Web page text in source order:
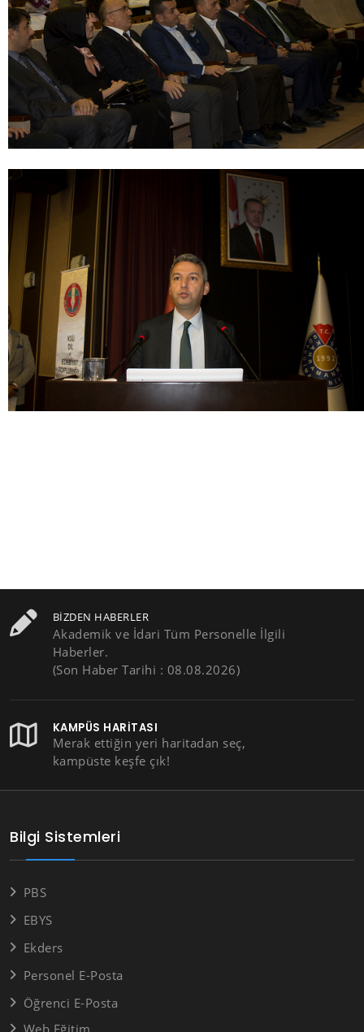
BIZDEN HABERLER
Akademik ve İdari Tüm Personelle İlgili
Haberler.
(Son Haber Tarihi : 08.08.2026)
KAMPÜS HARITASI
Merak ettiğin yeri haritadan seç,
kampüste keşfe çık!
Bilgi Sistemleri
PBS
EBYS
Ekders
Personel E-Posta
Öğrenci E-Posta